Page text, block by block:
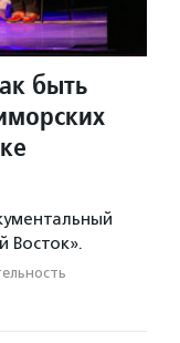
быть
Восток».